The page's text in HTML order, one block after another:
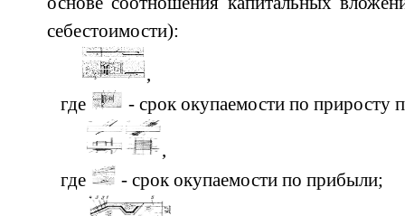
себестоимости):
,
где
- срок окупаемости по приросту
,
где
- срок окупаемости по прибыли;